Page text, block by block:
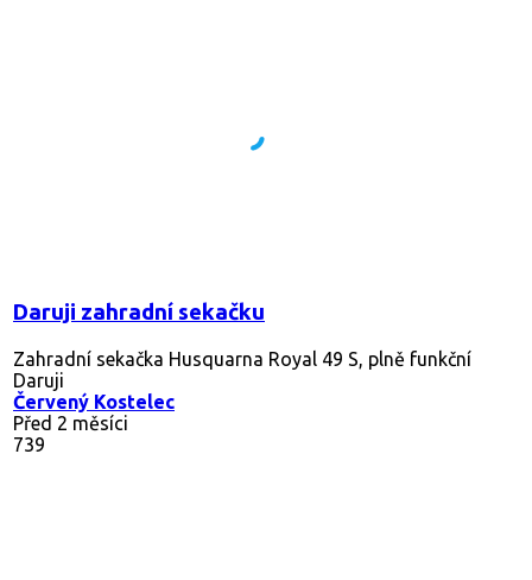
Daruji zahradní sekačku
Zahradní sekačka Husquarna Royal 49 S, plně funkční
Daruji
Červený Kostelec
Před 2 měsíci
739